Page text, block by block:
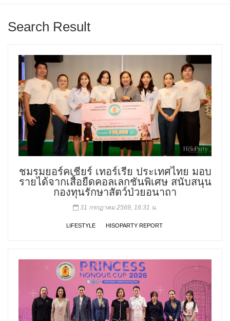
Search Result
ชมรมยอร์คเชียร์ เทอร์เรีย ประเทศไทย มอบ
รายได้จากเสื้อยืดคอลเลกชันพิเศษ สนับสนุน
กองทุนรักษาสัตว์ป่วยอนาถา
31 กรกฎาคม 2569, 16:31 น.
LIFESTYLE HISOPARTY REPORT